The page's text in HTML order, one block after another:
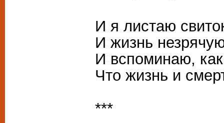
И я листаю
И жизнь
И вспоминаю, как
Что жизнь и
***